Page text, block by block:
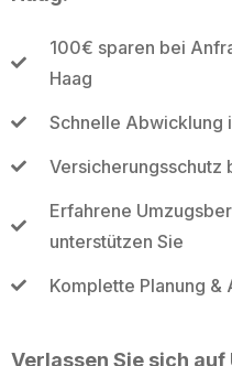
100€ sparen bei
Haag
Schnelle Abwicklung
Versicherungsschutz
Erfahrene
unterstützen Sie
Komplette Planung
Verlassen Sie sich